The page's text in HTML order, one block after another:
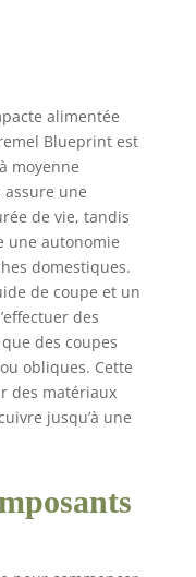
de sol en
stratifié, les
murales et
claires avec la
: visualisez
en temps
notre guide
laser intégré
des
précis à
fois - les
; laser
1, <.39mW
Idéale pour
espaces :
ou
souhaitant
alimentée
Blueprint est
moyenne
une
de vie, tandis
une autonomie
domestiques.
de coupe et un
des
des coupes
obliques. Cette
des matériaux
jusqu’à une